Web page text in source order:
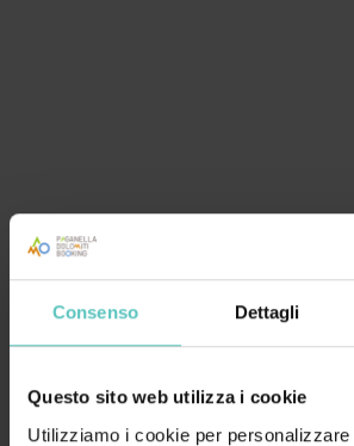
Consenso Dettagli
Questo sito web utilizza i cookie
Utilizziamo i cookie per